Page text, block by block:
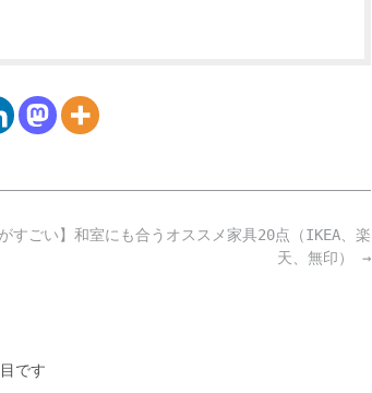
がすごい】和室にも合うオススメ家具20点（IKEA、楽
天、無印）→
です